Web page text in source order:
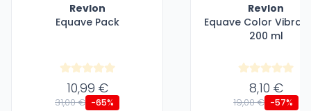
Revlon
Equave Pack
10,99 €
31,00 € -65%
Revlon
Equave Color
200 ml
8,10 €
19,00 € -57%